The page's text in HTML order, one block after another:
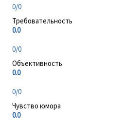
0/0
Требовательность
0.0
0/0
Объективность
0.0
0/0
Чувство юмора
0.0